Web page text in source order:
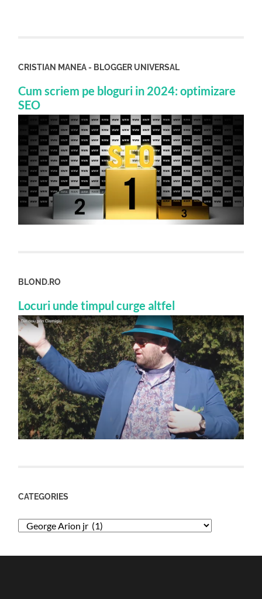
CRISTIAN MANEA - BLOGGER UNIVERSAL
Cum scriem pe bloguri in 2024: optimizare
SEO
BLOND.RO
Locuri unde timpul curge altfel
CATEGORIES
Categories